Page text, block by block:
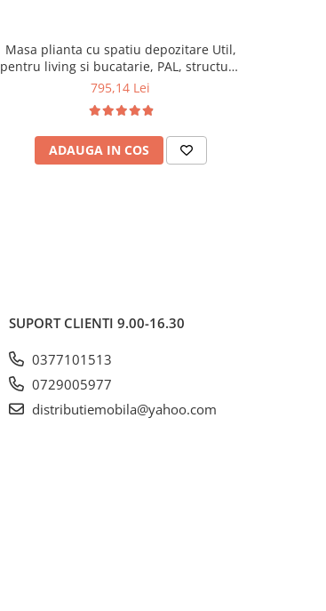
Masa plianta cu spatiu depozitare Util,
pentru living si bucatarie, PAL, structura
lemn masiv, cu role, 6 persoane,
795,14 Lei
ADAUGA IN COS
SUPORT CLIENTI 9.00-16.30
0377101513
0729005977
distributiemobila@yahoo.com